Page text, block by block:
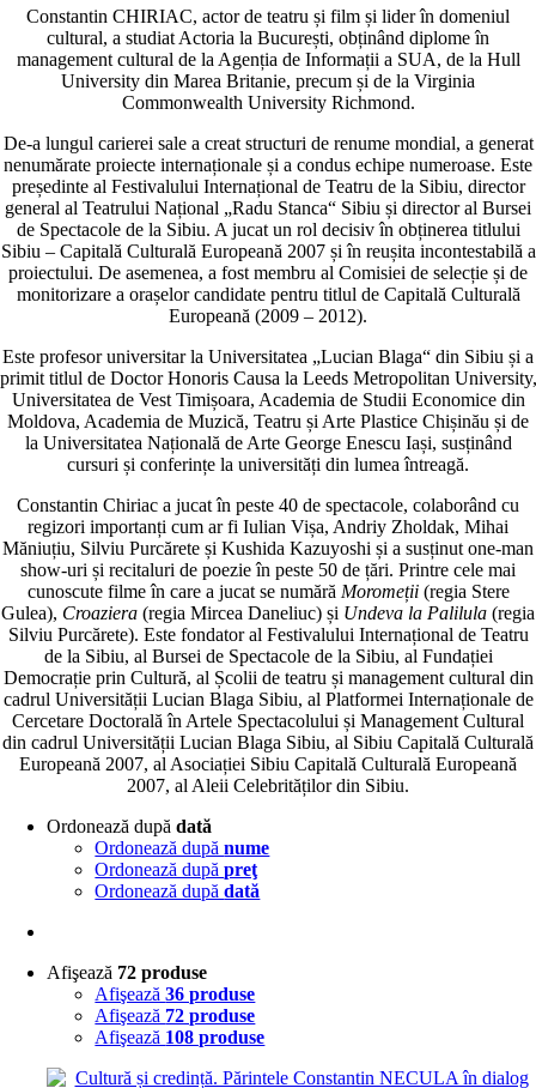
Constantin CHIRIAC, actor de teatru și film și lider în domeniul
cultural, a studiat Actoria la București, obținând diplome în
management cultural de la Agenția de Informații a SUA, de la Hull
University din Marea Britanie, precum și de la Virginia
Commonwealth University Richmond.
De-a lungul carierei sale a creat structuri de renume mondial, a generat
nenumărate proiecte internaționale și a condus echipe numeroase. Este
președinte al Festivalului Internațional de Teatru de la Sibiu, director
general al Teatrului Național „Radu Stanca“ Sibiu și director al Bursei
de Spectacole de la Sibiu. A jucat un rol decisiv în obținerea titlului
Sibiu – Capitală Culturală Europeană 2007 și în reușita incontestabilă a
proiectului. De asemenea, a fost membru al Comisiei de selecție și de
monitorizare a orașelor candidate pentru titlul de Capitală Culturală
Europeană (2009 – 2012).
Este profesor universitar la Universitatea „Lucian Blaga“ din Sibiu și a
primit titlul de Doctor Honoris Causa la Leeds Metropolitan University,
Universitatea de Vest Timișoara, Academia de Studii Economice din
Moldova, Academia de Muzică, Teatru și Arte Plastice Chișinău și de
la Universitatea Națională de Arte George Enescu Iași, susținând
cursuri și conferințe la universități din lumea întreagă.
Constantin Chiriac a jucat în peste 40 de spectacole, colaborând cu
regizori importanți cum ar fi Iulian Vișa, Andriy Zholdak, Mihai
Măniuțiu, Silviu Purcărete și Kushida Kazuyoshi și a susținut one-man
show-uri și recitaluri de poezie în peste 50 de țări. Printre cele mai
cunoscute filme în care a jucat se numără Moromeții (regia Stere
Gulea), Croaziera (regia Mircea Daneliuc) și Undeva la Palilula (regia
Silviu Purcărete). Este fondator al Festivalului Internațional de Teatru
de la Sibiu, al Bursei de Spectacole de la Sibiu, al Fundației
Democrație prin Cultură, al Școlii de teatru și management cultural din
cadrul Universității Lucian Blaga Sibiu, al Platformei Internaționale de
Cercetare Doctorală în Artele Spectacolului și Management Cultural
din cadrul Universității Lucian Blaga Sibiu, al Sibiu Capitală Culturală
Europeană 2007, al Asociației Sibiu Capitală Culturală Europeană
2007, al Aleii Celebrităților din Sibiu.
Ordonează dupădată
Ordonează dupănume
Ordonează dupăpreţ
Ordonează dupădată
Afişează 72 produse
Afişează36 produse
Afişează 72 produse
Afişează 108 produse